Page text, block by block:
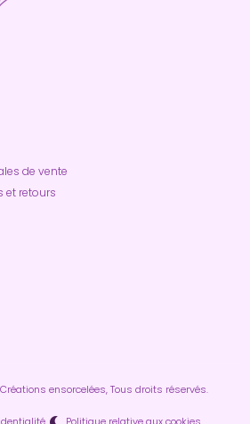
de vente
et retours
ensorcelées, Tous droits réservés.